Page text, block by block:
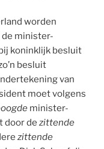
worden
de minister-
koninklijk besluit
besluit
van
moet volgens
minister-
door de zittende
zittende